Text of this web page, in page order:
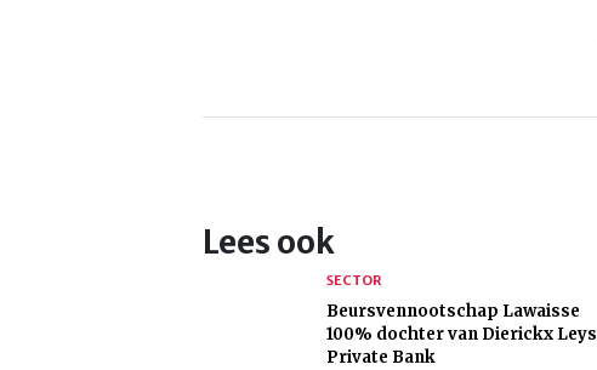
Lees ook
SECTOR
Beursvennootschap Lawaisse
100% dochter van Dierickx Leys
Private Bank